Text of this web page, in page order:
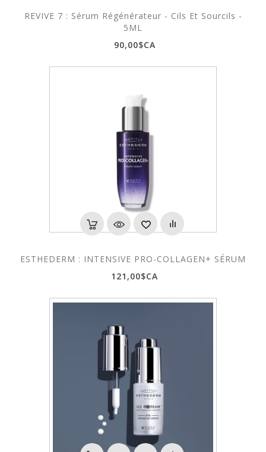
REVIVE 7 : Sérum Régénérateur - Cils Et Sourcils -
5ML
90,00$CA
ESTHEDERM : INTENSIVE PRO-COLLAGEN+ SÉRUM
121,00$CA